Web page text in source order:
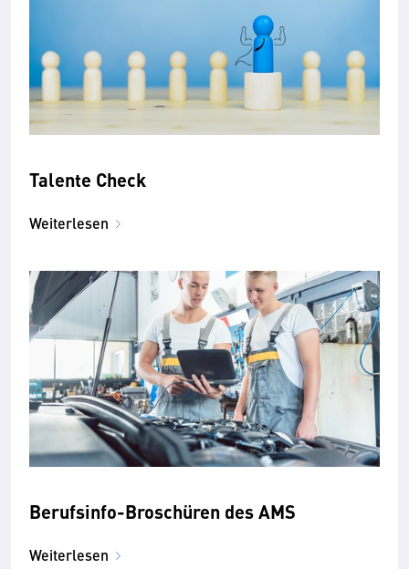
Talente Check
Weiterlesen
Berufsinfo-Broschüren des AMS
Weiterlesen